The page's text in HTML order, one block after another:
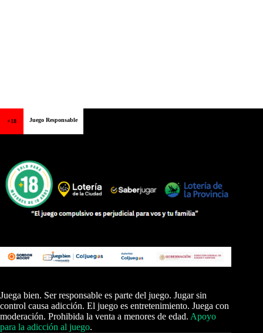
+18 Juego Responsable
Juega bien. Ser responsable es parte del juego. Jugar sin
control causa adicción. El juego es entretenimiento. Juega con
moderación. Prohibida la venta a menores de edad. Apoyo
para la adicción al juego.